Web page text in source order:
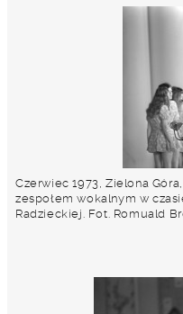
Czerwiec 1973, Zielona
zespołem wokalnym w
Radzieckiej. Fot. Romuald